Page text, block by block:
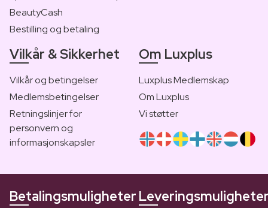
BeautyCash
Bestilling og betaling
Vilkår & Sikkerhet
Vilkår og betingelser
Medlemsbetingelser
Retningslinjer for
personvern og
informasjonskapsler
Om Luxplus
Luxplus Medlemskap
Om Luxplus
Vi støtter
Betalingsmuligheter